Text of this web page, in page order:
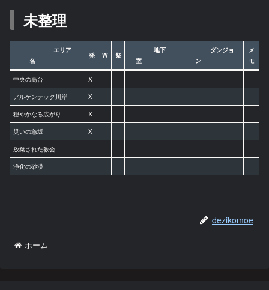
未整理
エリア
名
発 W 祭
地下
室
ダンジョ
ン
メ
モ
中央の高台
X
アルゲンテック川岸
X
穏やかなる広がり
X
災いの急坂
X
放棄された教会
浄化の砂漠
dezikomoe
ホーム